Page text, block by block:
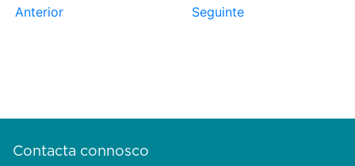
Anterior Seguinte
Contacta connosco